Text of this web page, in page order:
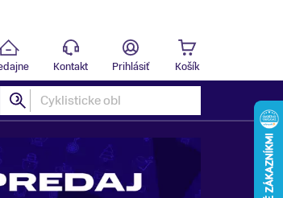
Kontakt Prihlásiť Košík